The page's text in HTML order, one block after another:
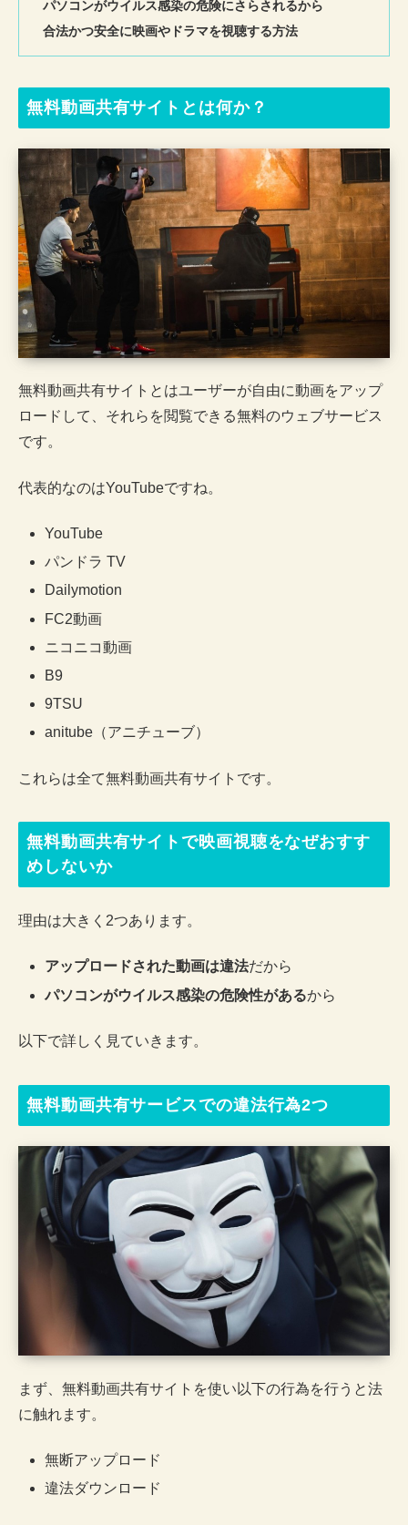
パソコンがウイルス感染の危険にさらされるから
合法かつ安全に映画やドラマを視聴する方法
無料動画共有サイトとは何か？
無料動画共有サイトとはユーザーが自由に動画をアップ
ロードして、それらを閲覧できる無料のウェブサービス
です。
代表的なのはYouTubeですね。
YouTube
パンドラ TV
Dailymotion
FC2動画
ニコニコ動画
B9
9TSU
anitube（アニチューブ）
これらは全て無料動画共有サイトです。
無料動画共有サイトで映画視聴をなぜおすす
めしないか
理由は大きく2つあります。
アップロードされた動画は違法だから
パソコンがウイルス感染の危険性があるから
以下で詳しく見ていきます。
無料動画共有サービスでの違法行為2つ
まず、無料動画共有サイトを使い以下の行為を行うと法
に触れます。
無断アップロード
違法ダウンロード